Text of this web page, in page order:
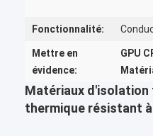
Fonctionnalité:
Mettre en
évidence:
GPU
Matériaux d'isolation
thermique résistant à